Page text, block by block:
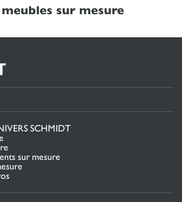
meubles sur mesure
SCHMIDT
sur mesure